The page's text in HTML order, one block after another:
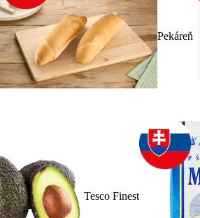
Pekáreň
Tesco Finest